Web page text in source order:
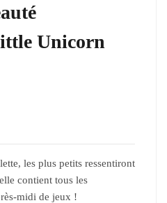
Unicorn
les plus petits ressentiront
contient tous les
midi de jeux !